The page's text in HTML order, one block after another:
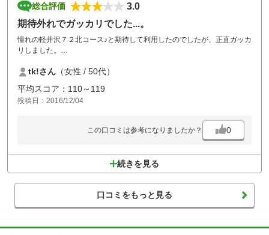
総合評価
3.0
期待外れでガッカリでした...。
憧れの軽井沢７２北コース♪と期待して利用したのでしたが、正直ガッカ
リしました。
はまあまあおいしいですが一般的なゴルフ場の２倍くらい、施設は公営
クラブハウスのような感じ...期待していた分ガッカリです。もうリピー
トしないと思います。
同じ軽井沢エリアの別のゴルフ場のほうが施設もよく、スタッフの方の
よっぽどよかったです。
tk!さん （女性 / 50代）
平均スコア：110～119
投稿日：2016/12/04
この口コミは参考になりましたか？ 0
続きを見る
口コミをもっと見る